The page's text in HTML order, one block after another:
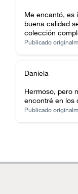
Me encantó, es
buena calidad
colección
Publicado
Daniela
Hermoso, pero
encontré en los
Publicado